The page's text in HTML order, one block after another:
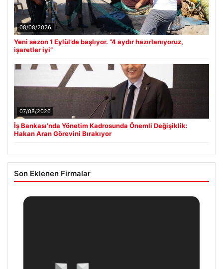
08/08/2026
Yeni sezon 1 Eylül’de başlıyor. “4 aydır hazırlanıyoruz,
işaretler iyi”
07/08/2026
İş Bankası’nda Yönetim Kadrosunda Önemli Değişiklik:
Hakan Aran Görevini Bırakıyor
Son Eklenen Firmalar